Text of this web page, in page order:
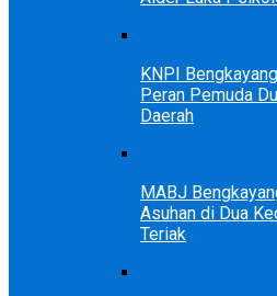
KNPI
Peran Pemuda
Daerah
MABJ
Asuhan di Dua
Teriak